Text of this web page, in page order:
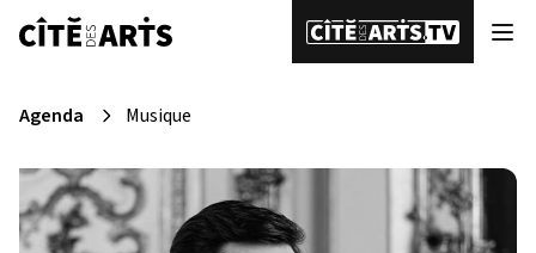
Agenda Musique